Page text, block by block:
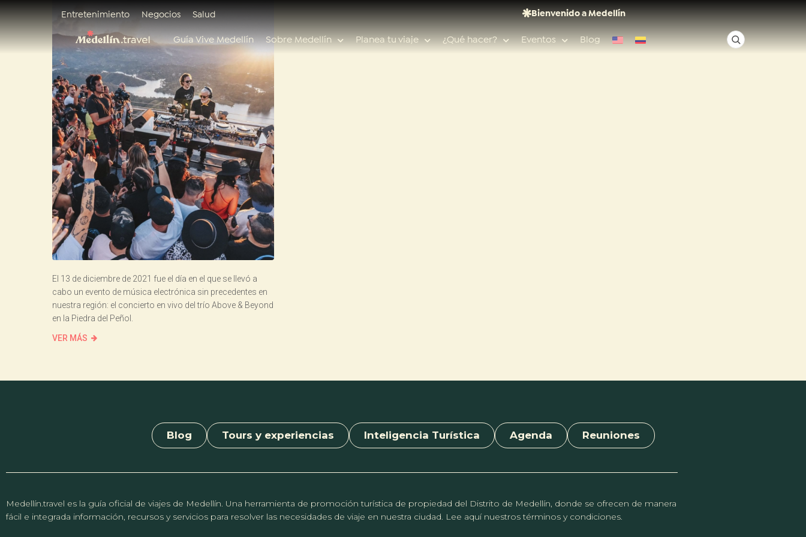
Entretenimiento Negocios Salud Bienvenido a Medellín
Guía Vive Medellín Sobre Medellín Planea tu viaje ¿Qué hacer? Eventos Blog
El 13 de diciembre de 2021 fue el día en el que se llevó a
cabo un evento de música electrónica sin precedentes en
nuestra región: el concierto en vivo del trío Above & Beyond
en la Piedra del Peñol.
VER MÁS
Blog Tours y experiencias Inteligencia Turística Agenda Reuniones
Medellín.travel es la guía oficial de viajes de Medellín. Una herramienta de promoción turística de propiedad del Distrito de Medellín, donde se ofrecen de manera
fácil e integrada información, recursos y servicios para resolver las necesidades de viaje en nuestra ciudad. Lee aquí nuestros términos y condiciones.